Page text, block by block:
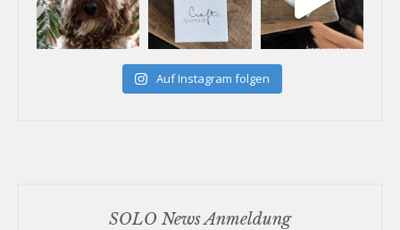
Auf Instagram folgen
SOLO News Anmeldung